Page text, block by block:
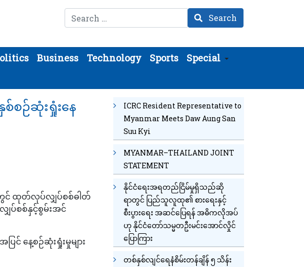
Search Search
Business Technology Sports
Special
စဉ်ဆုံးရှုံးနေ
င် ထုတ်လုပ်လျှပ်စစ်ဓါတ်
လျှပ်စစ်နှင့်စွမ်းအင်
ြင် နေ့စဉ်ဆုံးရှုံးမှုများ
ICRC Resident Representative to
Myanmar Meets Daw Aung San
Suu Kyi
MYANMAR–THAILAND JOINT
STATEMENT
နိုင်ငံရေးအရတည်ငြိမ်မှုရှိသည်ဆို
ရာတွင် ပြည်သူလူထု၏ စားရေးနှင့်
စီးပွားရေး အဆင်ပြေရန် အဓိကလိုအပ်
ဟု နိုင်ငံတော်သမ္မတဦးမင်းအောင်လှိုင်
ပြောကြား
တစ်နှစ်လျင်ရေနံစိမ်းတန်ချိန် ၅ သိန်း